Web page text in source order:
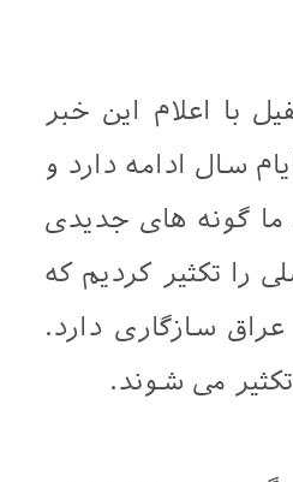
با اعلام اين خبر
سال ادامه دارد و
ما گونه های جدیدی
را تکثیر کردیم که
سازگاری دارد.
می شوند.